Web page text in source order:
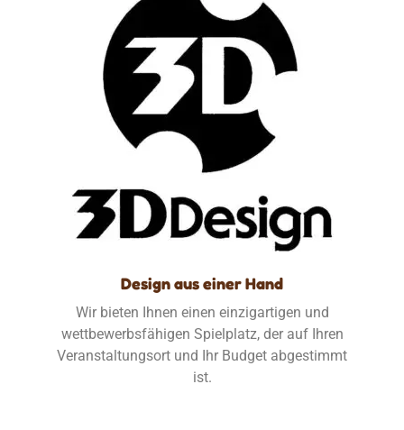
Design aus einer Hand
Wir bieten Ihnen einen einzigartigen und
wettbewerbsfähigen Spielplatz, der auf Ihren
Veranstaltungsort und Ihr Budget abgestimmt
ist.